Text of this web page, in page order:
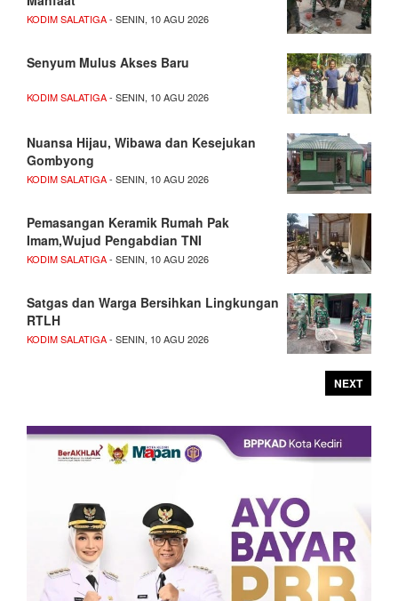
KODIM SALATIGA- SENIN, 10 AGU 2026
Senyum Mulus Akses Baru
KODIM SALATIGA- SENIN, 10 AGU 2026
Nuansa Hijau, Wibawa dan Kesejukan
Gombyong
KODIM SALATIGA- SENIN, 10 AGU 2026
Pemasangan Keramik Rumah Pak
Imam,Wujud Pengabdian TNI
KODIM SALATIGA- SENIN, 10 AGU 2026
Satgas dan Warga Bersihkan Lingkungan
RTLH
KODIM SALATIGA- SENIN, 10 AGU 2026
NEXT